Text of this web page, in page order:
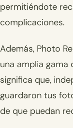
permitiéndote
complicaciones.
Además, Photo
una amplia gama
significa que,
guardaron tus
de que puedan